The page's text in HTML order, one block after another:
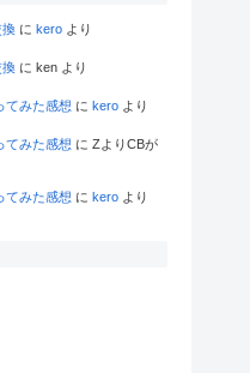
換 に kero より
換 に ken より
てみた感想 に kero より
てみた感想 に ZよりCBが
てみた感想 に kero より